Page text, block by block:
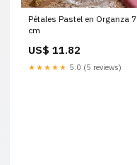
Pétales Pastel en Organza 7
cm
US$ 11.82
★★★★★ 5.0 (5 reviews)